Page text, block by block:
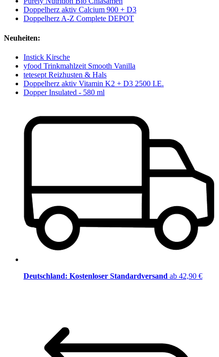
Doppelherz aktiv Calcium 900 + D3
Doppelherz A-Z Complete DEPOT
Neuheiten:
Instick Kirsche
yfood Trinkmahlzeit Smooth Vanilla
tetesept Reizhusten & Hals
Doppelherz aktiv Vitamin K2 + D3 2500 I.E.
Dopper Insulated - 580 ml
Deutschland: Kostenloser Standardversand ab 42,90 €